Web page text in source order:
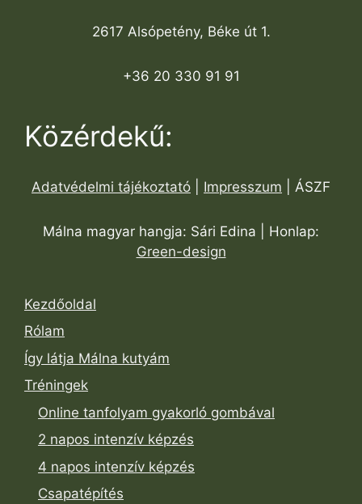
2617 Alsópetény, Béke út 1.
+36 20 330 91 91
Közérdekű:
Adatvédelmi tájékoztató Impresszum | ÁSZF
Málna magyar hangja: Sári Edina | Honlap:
Green-design
Kezdőoldal
Rólam
Így látja Málna kutyám
Tréningek
Online tanfolyam gyakorló gombával
2 napos intenzív képzés
4 napos intenzív képzés
Csapatépítés